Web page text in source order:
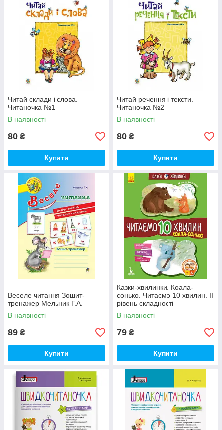
Читай склади і слова.
Читаночка №1
В наявності
80 ₴
Купити
Читай речення і тексти.
Читаночка №2
В наявності
80 ₴
Купити
Веселе читання Зошит-
тренажер Мельник Г.А.
В наявності
89 ₴
Купити
Казки-хвилинки. Коала-
сонько. Читаємо 10 хвилин. ІІ
рівень складності
В наявності
79 ₴
Купити